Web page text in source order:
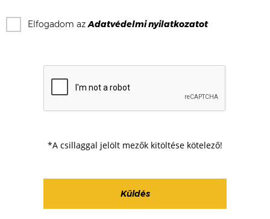
Elfogadom azAdatvédelmi nyilatkozatot
*A csillaggal jelölt mezők kitöltése kötelező!